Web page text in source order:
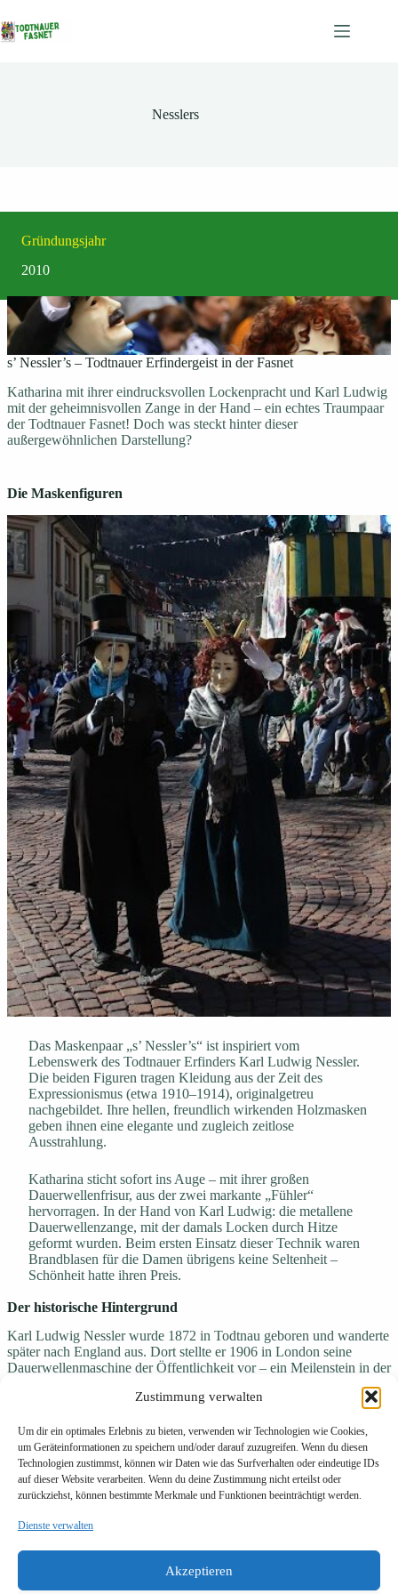
Zustimmung verwalten
Um dir ein optimales Erlebnis zu bieten, verwenden wir Technologien wie Cookies,
um Geräteinformationen zu speichern und/oder darauf zuzugreifen. Wenn du diesen
Technologien zustimmst, können wir Daten wie das Surfverhalten oder eindeutige IDs
auf dieser Website verarbeiten. Wenn du deine Zustimmung nicht erteilst oder
zurückziehst, können bestimmte Merkmale und Funktionen beeinträchtigt werden.
Dienste verwalten
Akzeptieren
Inhalt
springen
Nesslers
Gründungsjahr
2010
s’ Nessler’s – Todtnauer Erfindergeist in der Fasnet
Katharina mit ihrer eindrucksvollen Lockenpracht und Karl Ludwig
mit der geheimnisvollen Zange in der Hand – ein echtes Traumpaar
der Todtnauer Fasnet! Doch was steckt hinter dieser
außergewöhnlichen Darstellung?
Die Maskenfiguren
Das Maskenpaar „s’ Nessler’s“ ist inspiriert vom
Lebenswerk des Todtnauer Erfinders Karl Ludwig Nessler.
Die beiden Figuren tragen Kleidung aus der Zeit des
Expressionismus (etwa 1910–1914), originalgetreu
nachgebildet. Ihre hellen, freundlich wirkenden Holzmasken
geben ihnen eine elegante und zugleich zeitlose
Ausstrahlung.
Katharina sticht sofort ins Auge – mit ihrer großen
Dauerwellenfrisur, aus der zwei markante „Fühler“
hervorragen. In der Hand von Karl Ludwig: die metallene
Dauerwellenzange, mit der damals Locken durch Hitze
geformt wurden. Beim ersten Einsatz dieser Technik waren
Brandblasen für die Damen übrigens keine Seltenheit –
Schönheit hatte ihren Preis.
Der historische Hintergrund
Karl Ludwig Nessler wurde 1872 in Todtnau geboren und wanderte
später nach England aus. Dort stellte er 1906 in London seine
Dauerwellenmaschine der Öffentlichkeit vor – ein Meilenstein in der
Friseurgeschichte. Die erste Testperson war seine spätere Ehefrau
Katharina. In den USA ließ er seine Erfindung patentieren und
Die Rückkehr zur Fasnet
Im Jahr 2010, beim großen Jubiläumsumzug der Narrenzunft
präsentiert. Seither gehören sie fest zur Fasnet-Tradition der Stadt